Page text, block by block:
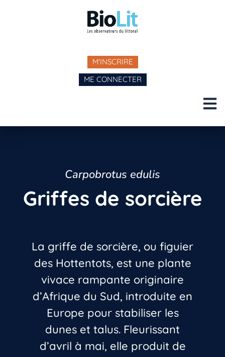
M'INSCRIRE
ME CONNECTER
Carpobrotus edulis
Griffes de sorcière
La griffe de sorcière, ou figuier
des Hottentots, est une plante
vivace rampante originaire
d’Afrique du Sud, introduite en
Europe pour stabiliser les
dunes et talus. Fleurissant
d’avril à mai, elle produit de